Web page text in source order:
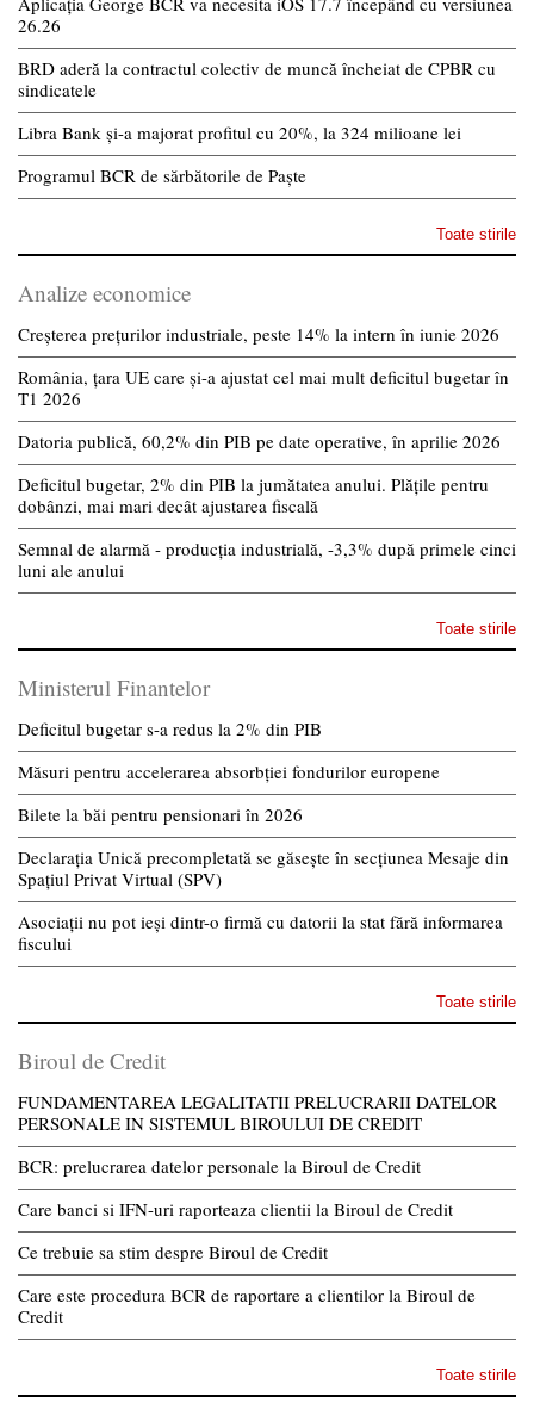
26.26
BRD aderă la contractul colectiv de muncă încheiat de CPBR cu
sindicatele
Libra Bank și-a majorat profitul cu 20%, la 324 milioane lei
Programul BCR de sărbătorile de Paște
Toate stirile
Analize economice
Creșterea prețurilor industriale, peste 14% la intern în iunie 2026
România, țara UE care și-a ajustat cel mai mult deficitul bugetar în
T1 2026
Datoria publică, 60,2% din PIB pe date operative, în aprilie 2026
Deficitul bugetar, 2% din PIB la jumătatea anului. Plățile pentru
dobânzi, mai mari decât ajustarea fiscală
Semnal de alarmă - producția industrială, -3,3% după primele cinci
luni ale anului
Toate stirile
Ministerul Finantelor
Deficitul bugetar s-a redus la 2% din PIB
Măsuri pentru accelerarea absorbției fondurilor europene
Bilete la băi pentru pensionari în 2026
Declarația Unică precompletată se găsește în secțiunea Mesaje din
Spațiul Privat Virtual (SPV)
Asociații nu pot ieși dintr-o firmă cu datorii la stat fără informarea
fiscului
Toate stirile
Biroul de Credit
FUNDAMENTAREA LEGALITATII PRELUCRARII DATELOR
PERSONALE IN SISTEMUL BIROULUI DE CREDIT
BCR: prelucrarea datelor personale la Biroul de Credit
Care banci si IFN-uri raporteaza clientii la Biroul de Credit
Ce trebuie sa stim despre Biroul de Credit
Care este procedura BCR de raportare a clientilor la Biroul de
Credit
Toate stirile